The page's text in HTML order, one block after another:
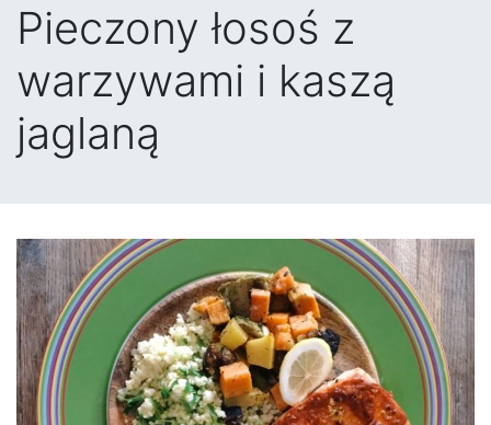
Pieczony łosoś z
warzywami i kaszą
jaglaną